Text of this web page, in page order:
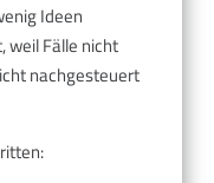
Ideen
weil Fälle nicht
nachgesteuert